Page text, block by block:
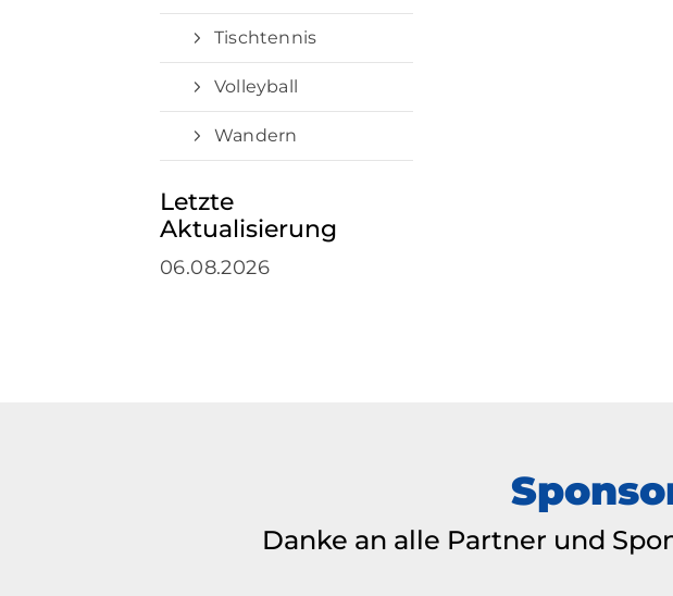
Tischtennis
Volleyball
Wandern
Letzte
Aktualisierung
06.08.2026
Danke an alle Partner und